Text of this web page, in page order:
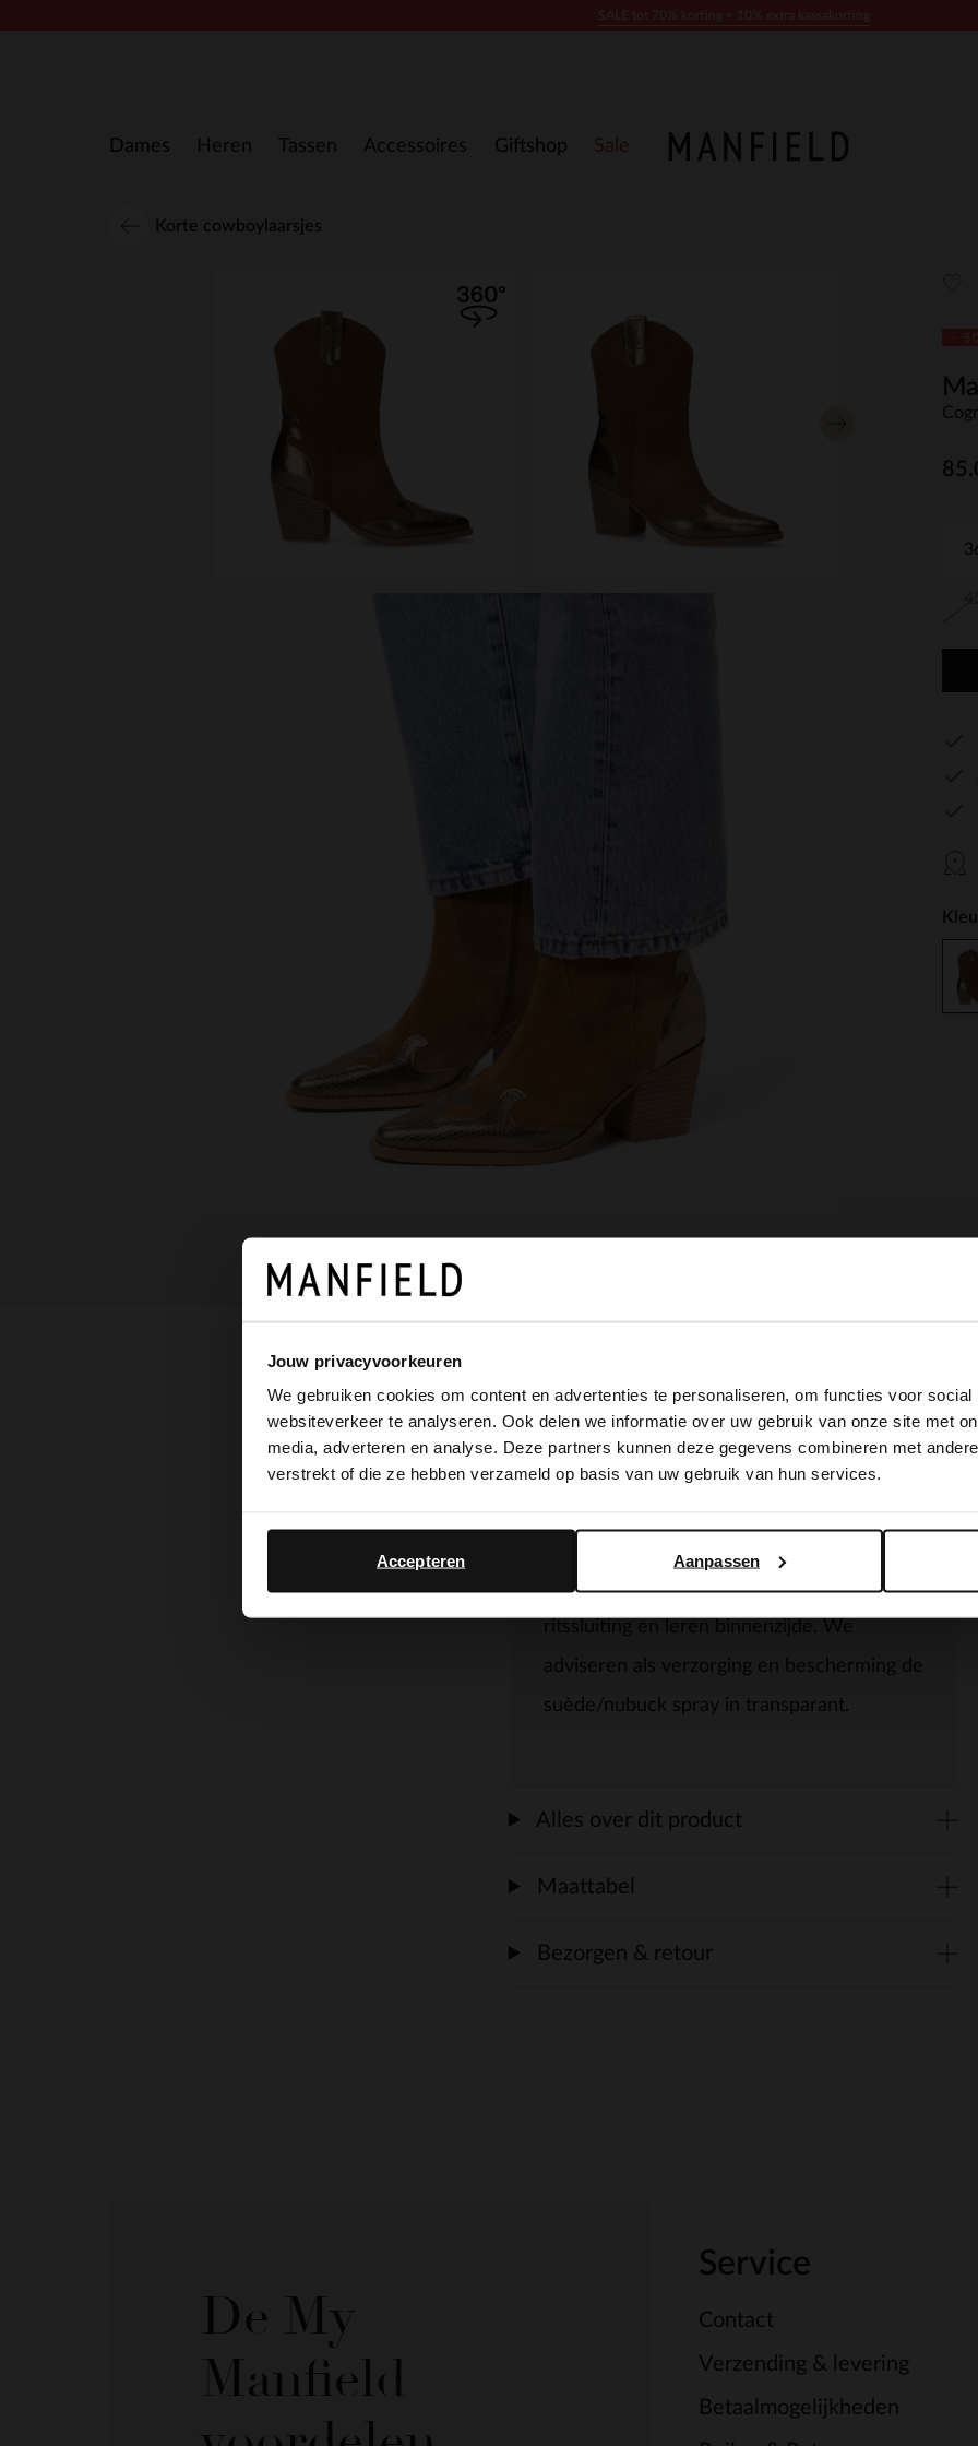
Jouw privacyvoorkeuren
We gebruiken cookies om content en advertenties te personaliseren, om functies voor social
websiteverkeer te analyseren. Ook delen we informatie over uw gebruik van onze site met
media, adverteren en analyse. Deze partners kunnen deze gegevens combineren met
verstrekt of die ze hebben verzameld op basis van uw gebruik van hun services.
Aanpassen
Accepteren
Dames Heren Tassen Accessoires Giftshop Sale
Korte cowboylaarsjes
Omschrijving
laarzen hebben een puntige neus,
adviseren als verzorging en bescherming de
suède/nubuck spray in transparant.
Alles over dit product
Maattabel
Bezorgen & retour
De My
Manfield
Service
Contact
Verzending & levering
Betaalmogelijkheden
It looks like your language isn't Dutch. Would you like to